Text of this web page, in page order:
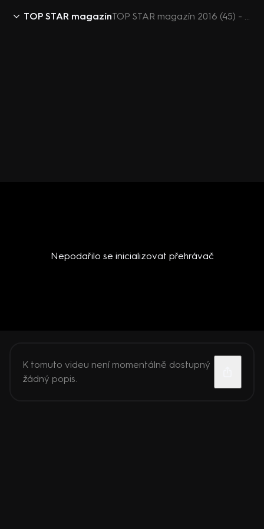
TOP STAR magazín TOP STAR magazín 2016 (45) - Karel Gott v nemocnici
Nepodařilo se inicializovat přehrávač
K tomuto videu není momentálně dostupný
žádný popis.